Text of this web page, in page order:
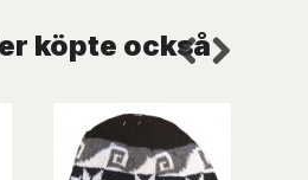
köpte också